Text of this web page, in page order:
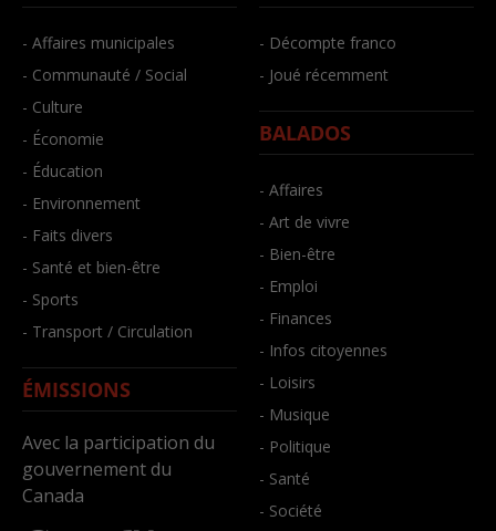
- Affaires municipales
- Communauté / Social
- Culture
- Économie
- Éducation
- Environnement
- Faits divers
- Santé et bien-être
- Sports
- Transport / Circulation
ÉMISSIONS
Avec la participation du
gouvernement du
Canada
- Décompte franco
- Joué récemment
BALADOS
- Affaires
- Art de vivre
- Bien-être
- Emploi
- Finances
- Infos citoyennes
- Loisirs
- Musique
- Politique
- Santé
- Société